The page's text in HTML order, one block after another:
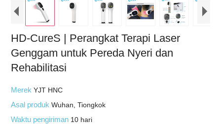
HD-CureS | Perangkat Terapi Laser
Genggam untuk Pereda Nyeri dan
Rehabilitasi
MerekYJT HNC
Asal produkWuhan, Tiongkok
Waktu pengiriman 10 hari